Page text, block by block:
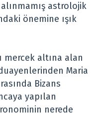
astrolojik
önemine ışık
mercek altına alan
Maria
Bizans
yapılan
nerede